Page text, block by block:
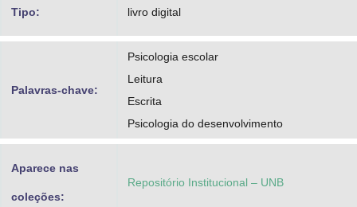
Tipo: livro digital
Palavras-chave:
Psicologia escolar
Leitura
Escrita
Psicologia do desenvolvimento
Aparece nas
coleções:
Repositório Institucional – UNB